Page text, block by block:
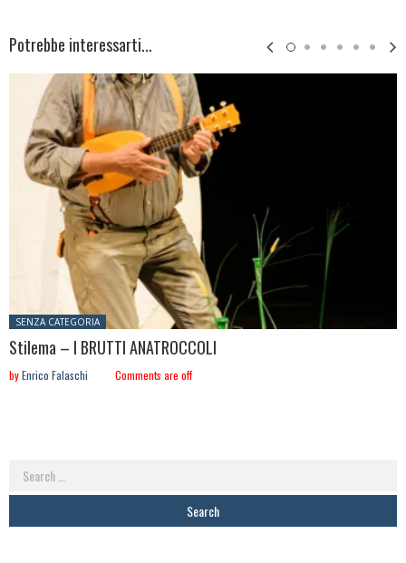
Potrebbe interessarti...
Posted in:
SENZA CATEGORIA
Stilema – I BRUTTI ANATROCCOLI
byEnrico Falaschi Comments are off
Search
for: